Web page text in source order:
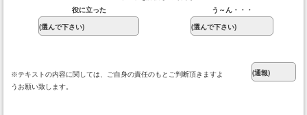
役に立った
う～ん・・・
※テキストの内容に関しては、ご自身の責任のもとご判断頂きますよ
うお願い致します。